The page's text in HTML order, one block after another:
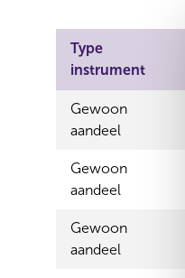
Type
instrument
Gewoon
aandeel
Gewoon
aandeel
Gewoon
aandeel